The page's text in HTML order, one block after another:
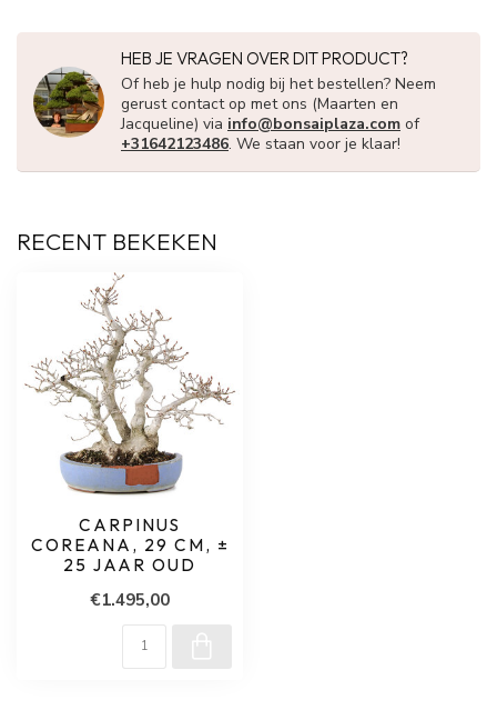
HEB JE VRAGEN OVER DIT PRODUCT?
Of heb je hulp nodig bij het bestellen? Neem
gerust contact op met ons (Maarten en
Jacqueline) via info@bonsaiplaza.com of
+31642123486. We staan voor je klaar!
RECENT BEKEKEN
CARPINUS
COREANA, 29 CM, ±
25 JAAR OUD
€1.495,00